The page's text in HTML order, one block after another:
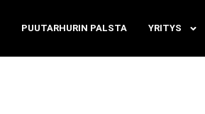
PUUTARHURIN PALSTA YRITYS